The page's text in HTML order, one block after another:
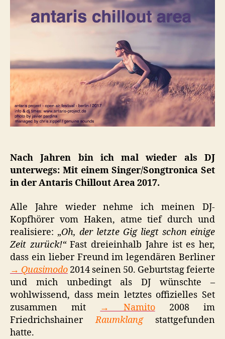
2017.
Mit
Marcos
Nach Jahren bin ich mal wieder als DJ
unterwegs: Mit einem Singer/Songtronica Set
in der Antaris Chillout Area 2017.
Alle Jahre wieder nehme ich meinen DJ-
Kopfhörer vom Haken, atme tief durch und
realisiere: „Oh, der letzte Gig liegt schon einige
Zeit zurück!“Fast dreieinhalb Jahre ist es her,
dass ein lieber Freund im legendären Berliner
→ Quasimodo 2014 seinen 50. Geburtstag feierte
und mich unbedingt als DJ wünschte –
wohlwissend, dass mein letztes offizielles Set
zusammen mit
→ Namito2008 im
FriedrichshainerRaumklangstattgefunden
hatte.